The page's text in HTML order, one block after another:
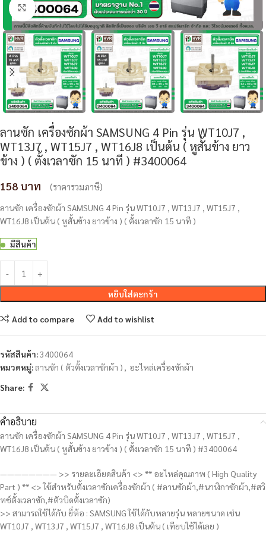
Click to enlarge
ลานซัก เครื่องซักผ้า SAMSUNG 4 Pin รุ่น WT10J7 ,
WT13J7 , WT15J7 , WT16J8 เป็นต้น ( หูสั้นข้าง ยาว
ข้าง ) ( ตั้งเวลาซัก 15 นาที ) #3400064
158 (ราคารวมภาษี)
ลานซัก เครื่องซักผ้า SAMSUNG 4 Pin รุ่น WT10J7 , WT13J7 , WT15J7 ,
WT16J8 เป็นต้น ( หูสั้นข้าง ยาวข้าง ) ( ตั้งเวลาซัก 15 นาที )
มีสินค้า
หยิบใส่ตะกร้า
Add to compare Add to wishlist
รหัสสินค้า:3400064
หมวดหมู่:ลานซัก ( ตัวตั้งเวลาซักผ้า ) , อะไหล่เครื่องซักผ้า
Share:
คำอธิบาย
ลานซัก เครื่องซักผ้า SAMSUNG 4 Pin รุ่น WT10J7 , WT13J7 , WT15J7 ,
WT16J8 เป็นต้น ( หูสั้นข้าง ยาวข้าง ) ( ตั้งเวลาซัก 15 นาที ) #3400064
———————— >> รายละเอียดสินค้า <> ** อะไหล่คุณภาพ ( High Quality
Part ) ** <> ใช้สำหรับตั้งเวลาซักเครื่องซักผ้า ( #ลานซักผ้า,#นาฬิกาซักผ้า,#สวิ
ทช์ตั้งเวลาซัก,#ตัวบิดตั้งเวลาซัก)
>> สามารถใช้ได้กับ ยี่ห้อ : SAMSUNG ใช้ได้กับหลายรุ่น หลายขนาด เช่น
WT10J7 , WT13J7 , WT15J7 , WT16J8 เป็นต้น ( เทียบใช้ได้เลย )